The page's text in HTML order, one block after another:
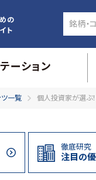
の
ト
ーション
ツ一覧 個人投資家が選ぶ
徹底研究
注目の